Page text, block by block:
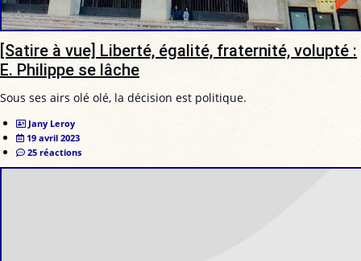
[Satire à vue] Liberté, égalité, fraternité, volupté :
E. Philippe se lâche
Sous ses airs olé olé, la décision est politique.
Jany Leroy
19 avril 2023
25 réactions